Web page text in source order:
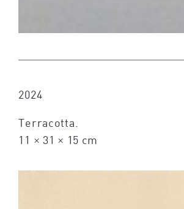
2024
Terracotta.
11 × 31 × 15 cm